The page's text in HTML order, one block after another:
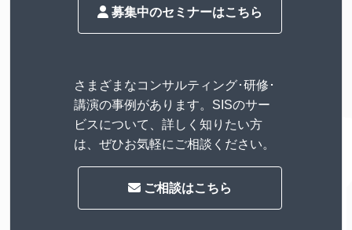
募集中のセミナーはこちら
さまざまなコンサルティング･研修･
講演の事例があります。SISのサー
ビスについて、詳しく知りたい方
は、ぜひお気軽にご相談ください。
ご相談はこちら